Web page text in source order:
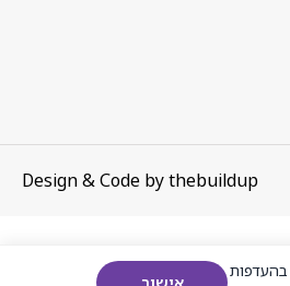
Design & Code bythebuildup